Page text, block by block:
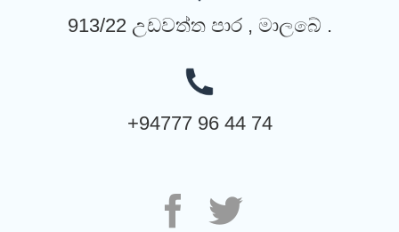
913/22 උඩවත්ත පාර , මාලබේ .
+94777 96 44 74